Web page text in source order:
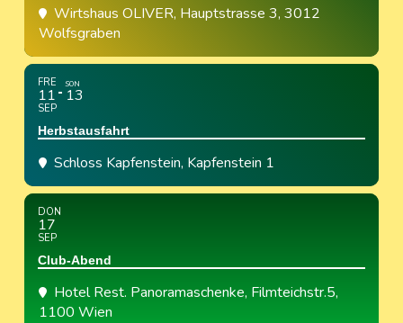
Wirtshaus OLIVER, Hauptstrasse 3, 3012
Wolfsgraben
FRE
11
SEP
SON
13
Herbstausfahrt
Schloss Kapfenstein, Kapfenstein 1
DON
17
SEP
Club-Abend
Hotel Rest. Panoramaschenke, Filmteichstr.5,
1100 Wien